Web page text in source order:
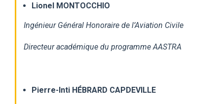
Lionel MONTOCCHIO
Ingénieur Général Honoraire de l’Aviation Civile
Directeur académique du programme AASTRA
Pierre-Inti HÉBRARD CAPDEVILLE